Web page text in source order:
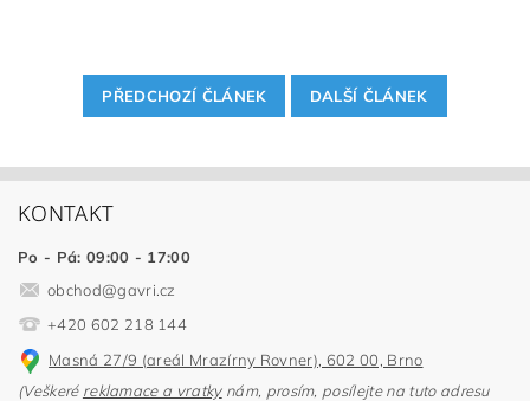
PŘEDCHOZÍ ČLÁNEK DALŠÍ ČLÁNEK
KONTAKT
Po - Pá: 09:00 - 17:00
obchod@gavri.cz
+420 602 218 144
Masná 27/9 (areál Mrazírny Rovner), 602 00, Brno
(Veškeré reklamace a vratkynám, prosím, posílejte na tuto adresu